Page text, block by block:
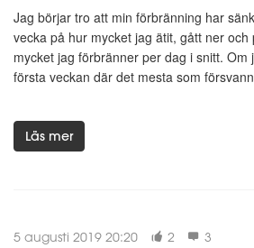
Jag börjar tro att min förbränning har
vecka på hur mycket jag ätit, gått ner
mycket jag förbränner per dag i snitt. Om
första veckan där det mesta som
Läs mer
5 augusti 2019 20:20 2 3